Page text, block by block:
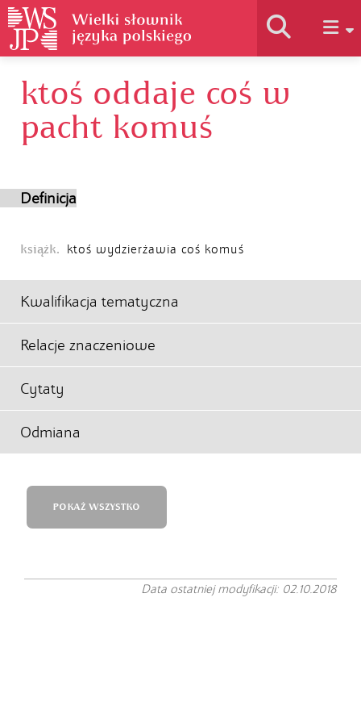
Historia słownika
Autorzy
ktoś oddaje coś w
pacht komuś
Definicja
książk. ktoś wydzierżawia coś komuś
Kwalifikacja tematyczna
Relacje znaczeniowe
Cytaty
Odmiana
POKAŻ WSZYSTKO
Data ostatniej modyfikacji: 02.10.2018